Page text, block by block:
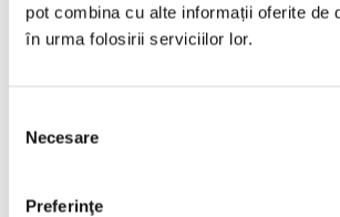
pot combina cu alte informații oferite de
în urma folosirii serviciilor lor.
consimțământului
Necesare
Preferinţe
Octombrie 2024